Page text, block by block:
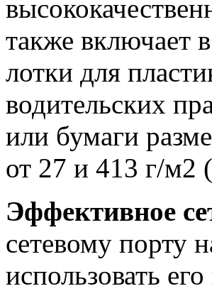
также включает
лотки для
водительских
или бумаги
от 27 и 413 г/м2
Эффективное
сетевому порту
использовать